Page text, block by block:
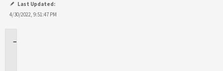
Last Updated:
4/30/2022, 9:51:47 PM